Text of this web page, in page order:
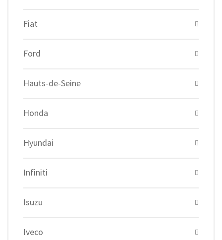
Fiat
Ford
Hauts-de-Seine
Honda
Hyundai
Infiniti
Isuzu
Iveco